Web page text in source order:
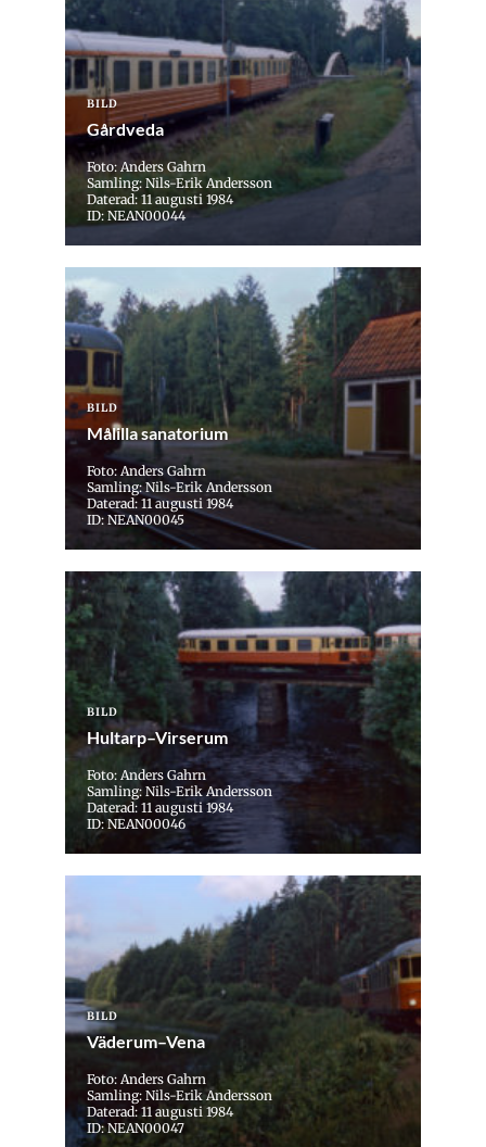
BILD
Gårdveda
Foto: Anders Gahrn
Samling: Nils-Erik Andersson
Daterad: 11 augusti 1984
ID: NEAN00044
BILD
Målilla sanatorium
Foto: Anders Gahrn
Samling: Nils-Erik Andersson
Daterad: 11 augusti 1984
ID: NEAN00045
BILD
Hultarp–Virserum
Foto: Anders Gahrn
Samling: Nils-Erik Andersson
Daterad: 11 augusti 1984
ID: NEAN00046
BILD
Väderum–Vena
Foto: Anders Gahrn
Samling: Nils-Erik Andersson
Daterad: 11 augusti 1984
ID: NEAN00047